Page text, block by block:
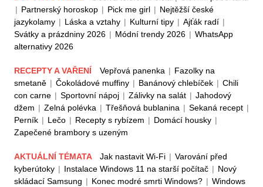
| Partnerský horoskop | Pick me girl | Nejtěžší české
jazykolamy | Láska a vztahy | Kulturní tipy | Ajťák radí |
Svátky a prázdniny 2026 | Módní trendy 2026 | WhatsApp
alternativy 2026
RECEPTY A VAŘENÍ Vepřová panenka | Fazolky na
smetaně | Čokoládové muffiny | Banánový chlebíček | Chili
con carne | Sportovní nápoj | Zálivky na salát | Jahodový
džem | Zelná polévka | Třešňová bublanina | Sekaná recept |
Perník | Lečo | Recepty s rybízem | Domácí housky |
Zapečené brambory s uzeným
AKTUÁLNÍ TÉMATA Jak nastavit Wi-Fi | Varování před
kyberútoky | Instalace Windows 11 na starší počítač | Nový
skládací Samsung | Konec modré smrti Windows? | Windows